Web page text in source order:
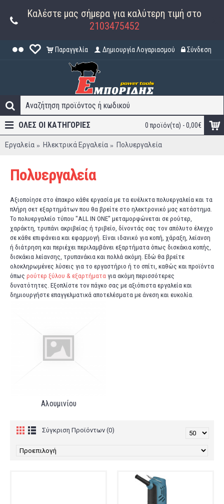
Καλέστε μας σήμερα για καλύτερη τιμή στο
2103475452
Παραγγελία Δημιουργία Λογαριασμού Σύνδεση
0 προϊόν(τα) - 0,00€
ΟΛΕΣ ΟΙ ΚΑΤΗΓΟΡΊΕΣ
Εργαλεία Ηλεκτρικά Εργαλεία Πολυεργαλεία
Πολυεργαλεία
Αξιοποίησε στο έπακρο κάθε εργασία με τα ευέλικτα πολυεργαλεία και τα
πλήρη σετ εξαρτημάτων που θα βρείτε στο ηλεκτρονικό μας κατάστημα.
Το πολυεργαλείο τύπου "ALL IN ONE" μεταμορφώνεται σε ρούτερ,
χαράκτη, τρυπάνι ακριβείας ή τριβείο, δίνοντάς σας τον απόλυτο έλεγχο
σε κάθε επιφάνεια και εφαρμογή. Είναι ιδανικό για κοπή, χάραξη, λείανση
ή διάτρηση και περιέχει περιλαμβάνει εξαρτήματα όπως δισκάκια κοπής,
δισκάκια λείανσης, τρυπανάκια και πολλά ακόμη. Εδώ θα βρείτε
ολοκληρωμένες λύσεις για το εργαστήριο ή το σπίτι, καθώς και προϊόντα
όπως ρούτερ ξύλου & εξαρτήματα για ακόμη περισσότερες
δυνατότητες. Εξοπλίστε τον πάγκο σας με αξιόπιστα εργαλεία και
δημιουργήστε επαγγελματικά αποτελέσματα με άνεση και ευκολία.
Αλουμινίου
Σύγκριση Προϊόντων (0)